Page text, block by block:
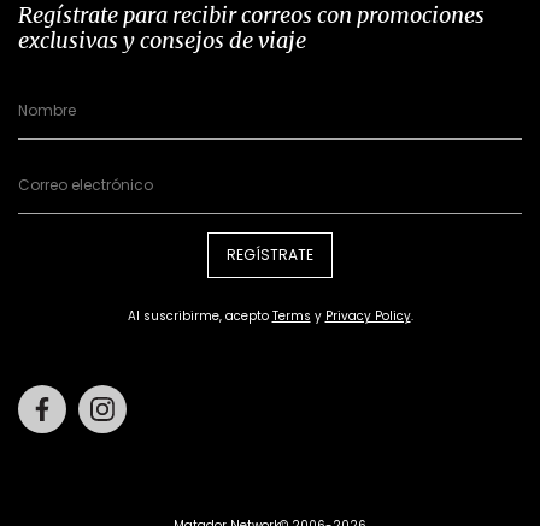
Regístrate para recibir correos con promociones
exclusivas y consejos de viaje
REGÍSTRATE
Al suscribirme, acepto Terms y Privacy Policy.
Facebook